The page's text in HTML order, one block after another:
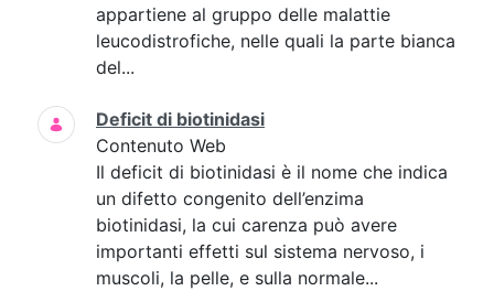
appartiene al gruppo delle malattie
leucodistrofiche, nelle quali la parte bianca
del...
Deficit di biotinidasi
Contenuto Web
Il deficit di biotinidasi è il nome che indica
un difetto congenito dell’enzima
biotinidasi, la cui carenza può avere
importanti effetti sul sistema nervoso, i
muscoli, la pelle, e sulla normale...